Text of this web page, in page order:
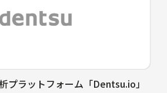
プラットフォーム「Dentsu.io」